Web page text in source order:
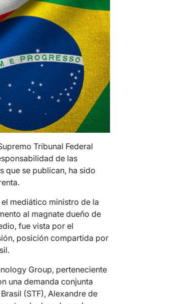
Tribunal Federal
de las
que se publican, ha sido
mediático ministro de la
al magnate dueño de
fue vista por el
posición compartida por
Group, perteneciente
una demanda conjunta
(STF), Alexandre de